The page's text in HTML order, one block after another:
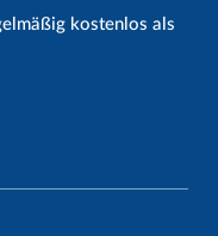
kostenlos als